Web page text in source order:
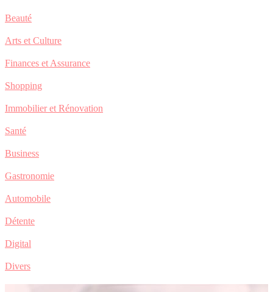
Beauté
Arts et Culture
Finances et Assurance
Shopping
Immobilier et Rénovation
Santé
Business
Gastronomie
Automobile
Détente
Digital
Divers